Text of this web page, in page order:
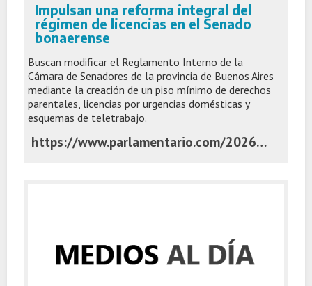
Impulsan una reforma integral del
régimen de licencias en el Senado
bonaerense
Buscan modificar el Reglamento Interno de la
Cámara de Senadores de la provincia de Buenos Aires
mediante la creación de un piso mínimo de derechos
parentales, licencias por urgencias domésticas y
esquemas de teletrabajo.
https://www.parlamentario.com/2026/07/06/impulsan-una-reforma-integral-del-regimen-de-licencias-en-el-senado-bonaerense/